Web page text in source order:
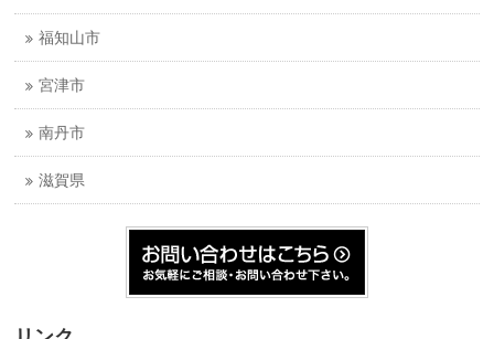
福知山市
宮津市
南丹市
滋賀県